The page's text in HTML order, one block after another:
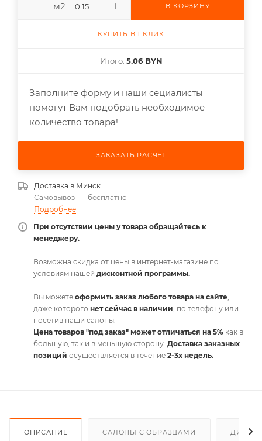
м2 В КОРЗИНУ
КУПИТЬ В 1 КЛИК
Итого: 5.06 BYN
Заполните форму и наши сециалисты
помогут Вам подобрать необходимое
количество товара!
ЗАКАЗАТЬ РАСЧЕТ
Доставка в Минск
Самовывоз — бесплатно
Подробнее
При отсутствии цены у товара обращайтесь к
менеджеру.
Возможна скидка от цены в интернет-магазине по
условиям нашей дисконтной программы.
Вы можете оформить заказ любого товара на сайте,
даже которого нет сейчас в наличии, по телефону или
посетив наши салоны.
Цена товаров "под заказ" может отличаться на 5% как в
большую, так и в меньшую сторону. Доставка заказных
позиций осуществляется в течение 2-3х недель.
ОПИСАНИЕ САЛОНЫ С ОБРАЗЦАМИ